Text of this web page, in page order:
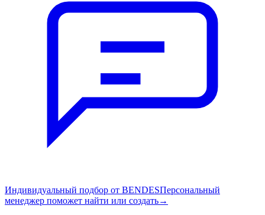
Индивидуальный подбор от BENDESПерсональный
менеджер поможет найти или создать→